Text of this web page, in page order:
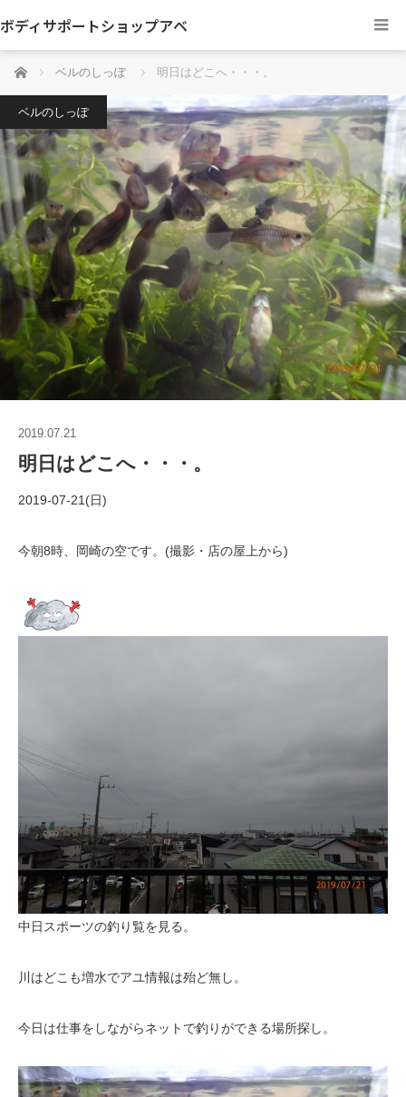
ボディサポートショップアベ
ホーム ベルのしっぽ 明日はどこへ・・・。
ベルのしっぽ
2019.07.21
明日はどこへ・・・。
2019-07-21(日)
今朝8時、岡崎の空です。(撮影・店の屋上から)
中日スポーツの釣り覧を見る。
川はどこも増水でアユ情報は殆ど無し。
今日は仕事をしながらネットで釣りができる場所探し。